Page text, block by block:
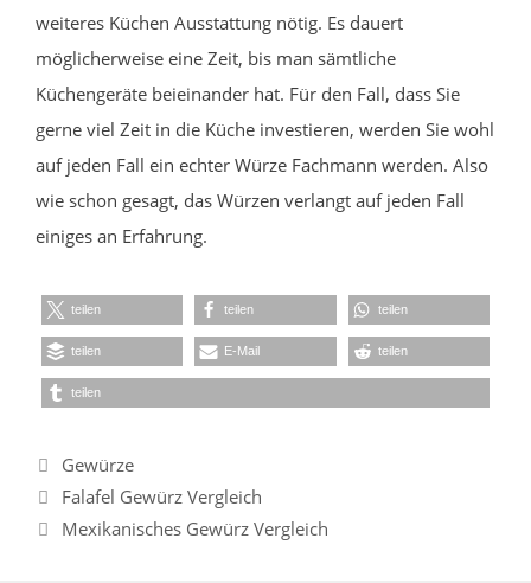
weiteres Küchen Ausstattung nötig. Es dauert
möglicherweise eine Zeit, bis man sämtliche
Küchengeräte beieinander hat. Für den Fall, dass Sie
gerne viel Zeit in die Küche investieren, werden Sie wohl
auf jeden Fall ein echter Würze Fachmann werden. Also
wie schon gesagt, das Würzen verlangt auf jeden Fall
einiges an Erfahrung.
teilen teilen teilen
teilen E-Mail teilen
teilen
Kategorien
Gewürze
Falafel Gewürz Vergleich
Mexikanisches Gewürz Vergleich